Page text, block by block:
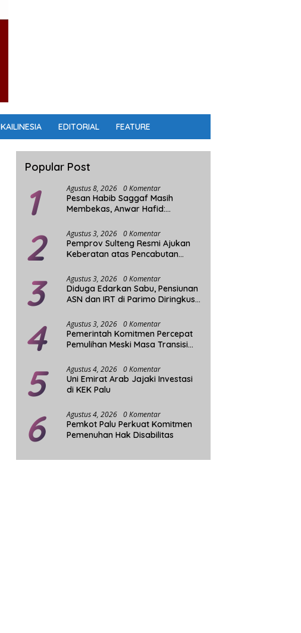
KAILINESIA EDITORIAL FEATURE
Popular Post
1 Agustus 8, 2026 0 Komentar
Pesan Habib Saggaf Masih
Membekas, Anwar Hafid:
Besar Indonesia
2 Agustus 3, 2026 0 Komentar
Pemprov Sulteng Resmi Ajukan
Keberatan atas Pencabutan
3 Agustus 3, 2026 0 Komentar
Diduga Edarkan Sabu, Pensiunan
ASN dan IRT di Parimo Diringkus
4 Agustus 3, 2026 0 Komentar
Pemerintah Komitmen Percepat
Pemulihan Meski Masa Transisi
5 Agustus 4, 2026 0 Komentar
Uni Emirat Arab Jajaki Investasi
di KEK Palu
6 Agustus 4, 2026 0 Komentar
Pemkot Palu Perkuat Komitmen
Pemenuhan Hak Disabilitas